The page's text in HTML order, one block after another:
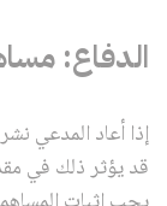
الدفاع:
إذا أعاد المدعي
قد يؤثر ذلك في